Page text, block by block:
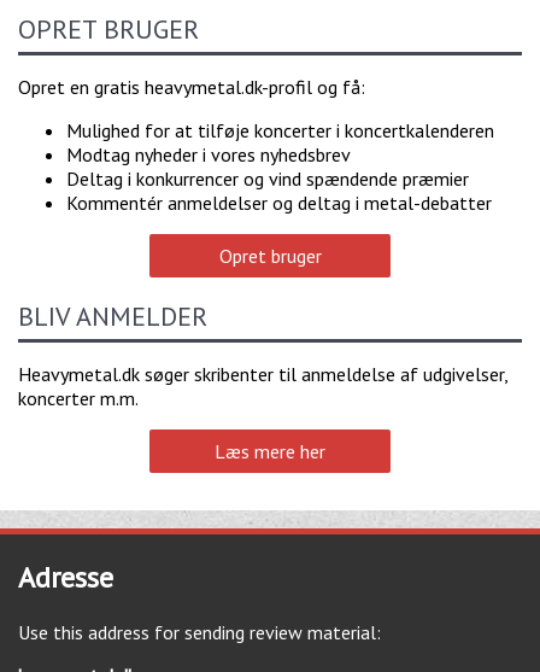
OPRET BRUGER
Opret en gratis heavymetal.dk-profil og få:
Mulighed for at tilføje koncerter i koncertkalenderen
Modtag nyheder i vores nyhedsbrev
Deltag i konkurrencer og vind spændende præmier
Kommentér anmeldelser og deltag i metal-debatter
Opret bruger
BLIV ANMELDER
Heavymetal.dk søger skribenter til anmeldelse af udgivelser,
koncerter m.m.
Læs mere her
Adresse
Use this address for sending review material: